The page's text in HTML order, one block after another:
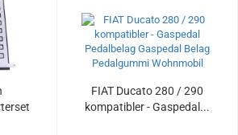
FIAT Ducato 280 / 290
kompatibler - Gaspedal...